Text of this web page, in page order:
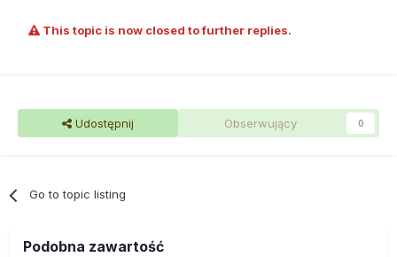
This topic is now closed to further replies.
Udostępnij Obserwujący 0
Go to topic listing
Podobna zawartość